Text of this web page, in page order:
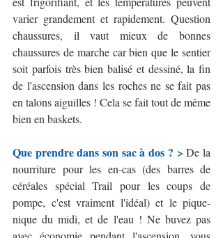
varier grandement et rapidement. Question
chaussures, il vaut mieux de bonnes
chaussures de marche car bien que le sentier
soit parfois très bien balisé et dessiné, la fin
de l'ascension dans les roches ne se fait pas
en talons aiguilles ! Cela se fait tout de même
bien en baskets.
Que prendre dans son sac à dos ? > De la
nourriture pour les en-cas (des barres de
céréales spécial Trail pour les coups de
pompe, c'est vraiment l'idéal) et le pique-
nique du midi, et de l'eau ! Ne buvez pas